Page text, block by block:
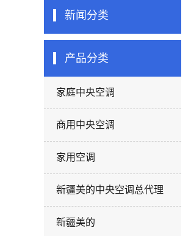
新闻分类
产品分类
家庭中央空调
商用中央空调
家用空调
新疆美的中央空调总代理
新疆美的